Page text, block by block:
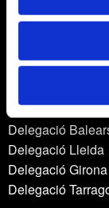
Avís legal
Política de
Política de
Delegació
Delegació
Delegació Lleida
Delegació Girona
Delegació